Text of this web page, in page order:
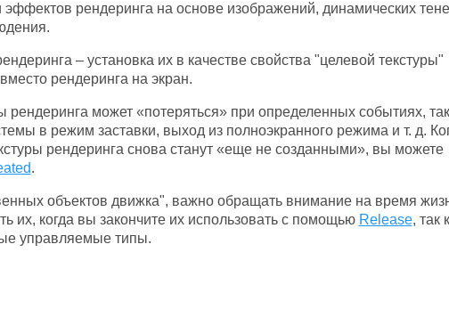
рендеринга на основе изображений, динамических
– установка их в качестве свойства "целевой текстуры"
рендеринга на экран.
рендеринга может «потеряться» при определенных событиях,
в режим заставки, выход из полноэкранного режима и т. д.
рендеринга снова станут «еще не созданными», вы можете
.
объектов движка", важно обращать внимание на время
их, когда вы закончите их использовать с помощью Release, так
управляемые типы.